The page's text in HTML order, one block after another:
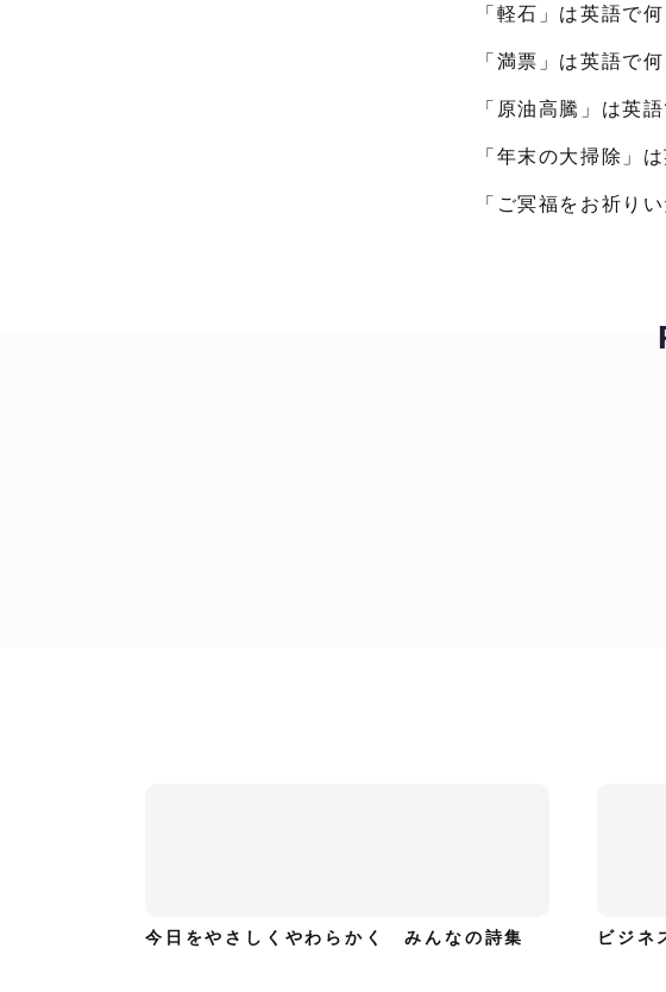
「軽石」は英語で
「満票」は英語で
「原油高騰」は英
「年末の大掃除」
「ご冥福をお祈り
今日をやさしくやわらかく みんなの詩集 ビジネ